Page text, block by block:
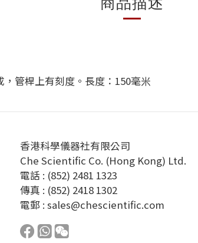
管桿上有刻度。長度：150毫米
香港科學儀器社有限公司
Che Scientific Co. (Hong Kong) Ltd.
電話 : (852) 2481 1323
傳真 : (852) 2418 1302
電郵 : sales@chescientific.com